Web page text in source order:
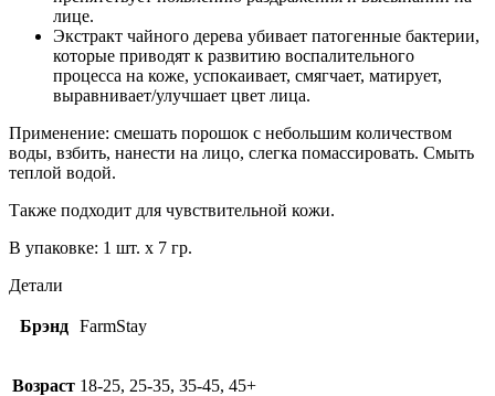
лице.
Экстракт чайного дерева убивает патогенные бактерии,
которые приводят к развитию воспалительного
процесса на коже, успокаивает, смягчает, матирует,
выравнивает/улучшает цвет лица.
Применение: смешать порошок с небольшим количеством
воды, взбить, нанести на лицо, слегка помассировать. Смыть
теплой водой.
Также подходит для чувствительной кожи.
В упаковке: 1 шт. x 7 гр.
Детали
Брэнд FarmStay
Возраст 18-25, 25-35, 35-45, 45+